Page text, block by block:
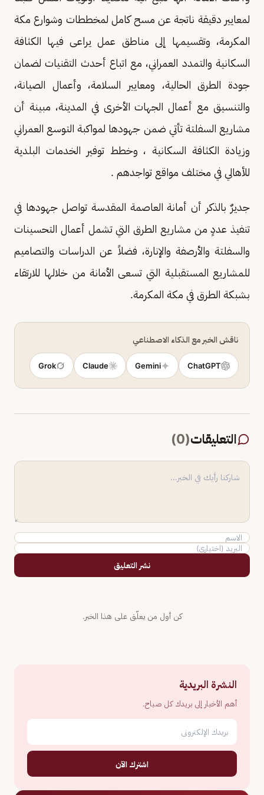
لمعايير دقيقة ناتجة عن مسح كامل لمخططات وشوارع مكة
المكرمة، وتقسيمها إلى مناطق عمل يراعى فيها الكثافة
السكانية والتمدد العمراني، مع اتباع أحدث التقنيات لضمان
جودة الطرق الحالية، ومعايير السلامة، وأعمال الصيانة،
والتنسيق مع أعمال الجهات الأخرى في المدينة، مبينة أن
مشاريع السفلتة تأتي ضمن جهودها لمواكبة التوسع العمراني
وزيادة الكثافة السكانية ، وخطط توفير الخدمات البلدية
للأهالي في مختلف مواقع تواجدهم .
جديرٌ بالذكر أن أمانة العاصمة المقدسة تواصل جهودها في
تنفيذ عددٍ من مشاريع الطرق التي تشمل أعمال التحسينات
والسفلتة والأرصفة والإنارة، فضلاً عن الدراسات والتصاميم
للمشاريع المستقبلية التي تسعى الأمانة من خلالها للارتقاء
بشبكة الطرق في مكة المكرمة.
ناقش الخبر مع الذكاء الاصطناعي
ChatGPT
Gemini
Claude
Grok
التعليقات(
0
)
نشر التعليق
كن أول من يعلّق على هذا الخبر.
النشرة البريدية
أهم الأخبار إلى بريدك كل صباح.
اشترك الآن